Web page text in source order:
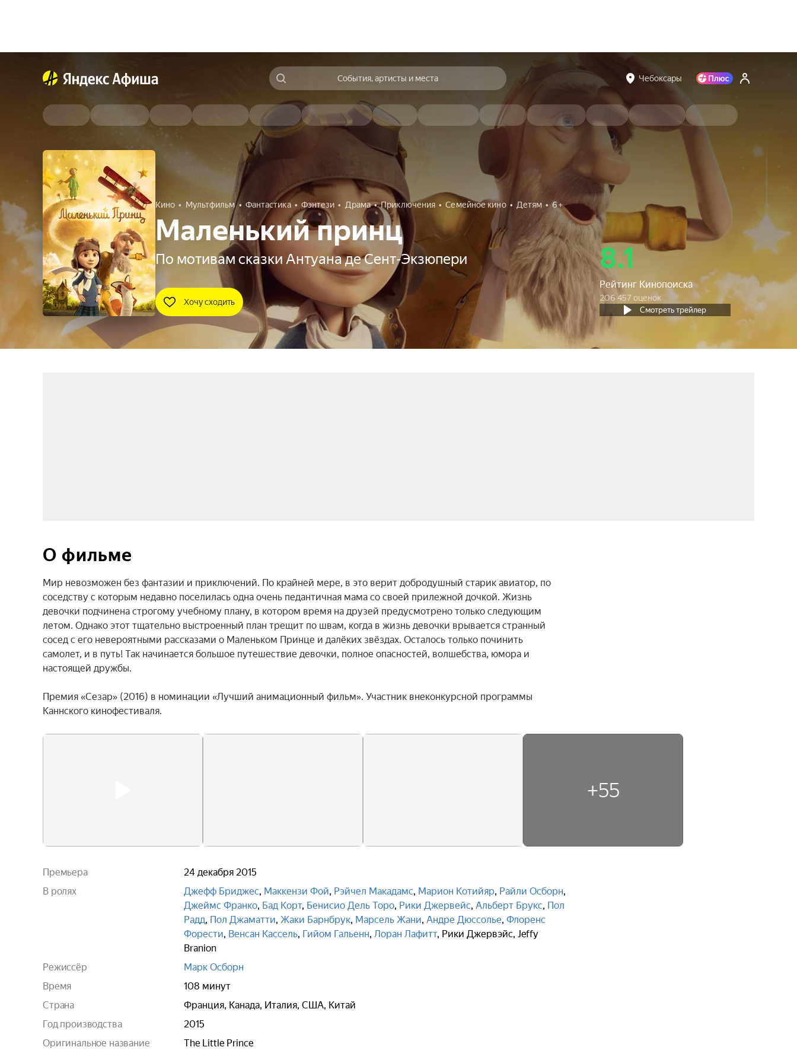
События, артисты и места Чебоксары
Кино Мультфильм Фантастика Фэнтези Драма Приключения Семейное кино Детям 6+
Маленький принц
По мотивам сказки Антуана де Сент-Экзюпери
Хочу сходить
8.1
Рейтинг Кинопоиска
206 457 оценок
Смотреть трейлер
О фильме
Мир невозможен без фантазии и приключений. По крайней мере, в это верит добродушный старик авиатор, по
соседству с которым недавно поселилась одна очень педантичная мама со своей прилежной дочкой. Жизнь
девочки подчинена строгому учебному плану, в котором время на друзей предусмотрено только следующим
летом. Однако этот тщательно выстроенный план трещит по швам, когда в жизнь девочки врывается странный
сосед с его невероятными рассказами о Маленьком Принце и далёких звёздах. Осталось только починить
самолет, и в путь! Так начинается большое путешествие девочки, полное опасностей, волшебства, юмора и
настоящей дружбы.
Премия «Сезар» (2016) в номинации «Лучший анимационный фильм». Участник внеконкурсной программы
Каннского кинофестиваля.
+55
Премьера
24 декабря 2015
В ролях
Джефф Бриджес, Маккензи Фой, Рэйчел Макадамс, Марион Котийяр, Райли Осборн,
Джеймс Франко, Бад Корт, Бенисио Дель Торо, Рики Джервейс, Альберт Брукс, Пол
Радд, Пол Джаматти, Жаки Барнбрук, Марсель Жани, Андре Дюссолье, Флоренс
Форести, Венсан Кассель, Гийом Гальенн, Лоран Лафитт, Рики Джервэйс, Jeffy
Branion
Режиссёр
Марк Осборн
Время
108 минут
Страна
Франция, Канада, Италия, США, Китай
Год производства
2015
Оригинальное название
The Little Prince